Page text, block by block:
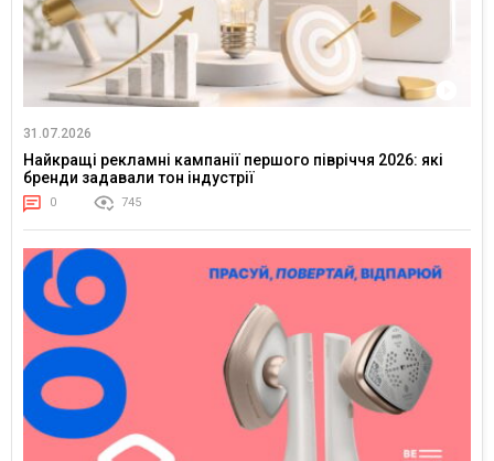
31.07.2026
Найкращі рекламні кампанії першого півріччя 2026: які
бренди задавали тон індустрії
0 745